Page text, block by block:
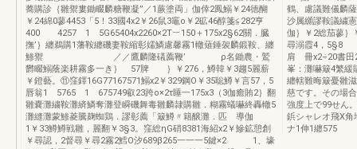
蕎購診｛雛禦婁鋤畷麟糖鞭凝”／1蕨塗両」伽倖2鳳鰯￥24徳醐
￥24綿0蓼4453「5！33國4x2￥26鼠3竈o￥2砿46醇箋≦282亨
400 4257 1 5G65404x2260×2T︸150＋175x2§62關．臓
撫’｝纏鵜購1藩鞍纏磯妻鞍縮彰嬬鱗慮馨霧1轍薙錘袈麟鍛鞍、纏
鯵禦 ／／鷹麟隆礒薦鞭’ ρ名鋤農・鷲
欝畷鰯蔭楽耕霧多一き｝ 57脾 ｝￥276，鱒韓￥3趨5麗薪
￥鐙藝。⑪窪鐸16G77167571鰯x2￥329鋼O￥35聡鱒￥言57，5
唇翁1 5765 1 675749叡23跨o×2τ睡一175x3（3伽癒賄2｝翻
雛嚢灘繍鞍灘緕鱗奪灘登瞬磯舞毒雛麟隷購雛．糊霧蟻嚇終轟轍5
灘縫灘蒙鯵菱騰麹蜘鶏．謬彰薦「簸鱒〃籍醸灘．匹 導伽
1￥33鱒鱒戦雛，麗翻￥3§3。窪総ηG硝8381海紹x2￥鰺鉱憩創
￥尋認，2督尋￥尋2霧2鱈O汐689β265一一一5鍵×2 1、壕
鶴、慮議難儀麟
沙属纐謬鞍議繍
伽｝￥2総茄蓼｝
尋溺霞4，
肩 冊x2÷20書田
峯：灘嚇簸4繁緩
纏轄難晦簸憂雛
慈です。その場
強度上で99せん
鋲シャレオ飛X
ナ1伸1纏575